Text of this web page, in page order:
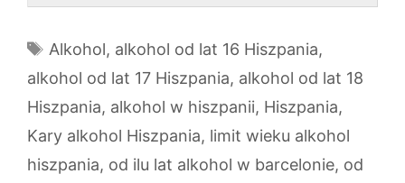
Tagi
Alkohol, alkohol od lat 16 Hiszpania,
alkohol od lat 17 Hiszpania, alkohol od lat 18
Hiszpania, alkohol w hiszpanii, Hiszpania,
Kary alkohol Hiszpania, limit wieku alkohol
hiszpania, od ilu lat alkohol w barcelonie, od